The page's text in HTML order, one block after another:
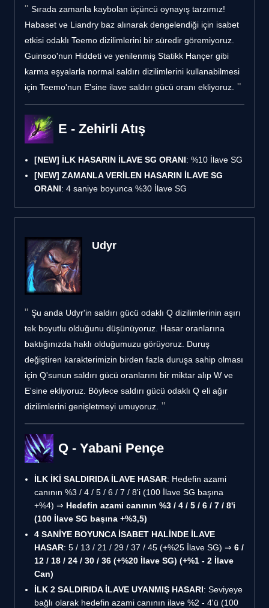
Sırada zamanla kaybolan üçüncü oynayış tarzımız!
Habaset ve Liandry baz alınarak dengelendiği için isabet
etkisi odaklı Teemo dizilimlerini bir süredir göremiyoruz.
Guinsoo'nun Hiddeti ve yenilenmiş Statikk Hançer gibi
karma eşyalarla normal saldırı dizilimlerini kullanabilmesi
için Teemo'nun E'sine ilave saldırı gücü oranı ekliyoruz.
E - Zehirli Atış
[NEW] İLK HASARIN İLAVE SG ORANI: %10 İlave SG
[NEW] ZAMANLA VERİLEN HASARIN İLAVE SG
ORANI: 4 saniye boyunca %30 İlave SG
Udyr
Şu anda Udyr'in saldırı gücü odaklı Q dizilimlerinin aşırı
tek boyutlu olduğunu düşünüyoruz. Hasar oranlarına
baktığınızda haklı olduğumuzu görüyoruz. Duruş
değiştiren karakterimizin birden fazla duruşa sahip olması
için Q'sunun saldırı gücü oranlarını bir miktar alıp W ve
E'sine ekliyoruz. Böylece saldırı gücü odaklı Q eli ağır
dizilimlerini genişletmeyi umuyoruz.
Q - Yabani Pençe
İLK İKİ SALDIRIDA İLAVE HASAR: Hedefin azami
canının %3 / 4 / 5 / 6 / 7 / 8'i (100 İlave SG başına
+%4) ⇒ Hedefin azami canının %3 / 4 / 5 / 6 / 7 / 8'i
(100 İlave SG başına +%3,5)
4 SANİYE BOYUNCA İSABET HALİNDE İLAVE
HASAR: 5 / 13 / 21 / 29 / 37 / 45 (+%25 İlave SG) ⇒ 6 /
12 / 18 / 24 / 30 / 36 (+%20 İlave SG) (+%1 - 2 İlave
Can)
İLK 2 SALDIRIDA İLAVE UYANMIŞ HASARI: Seviyeye
bağlı olarak hedefin azami canının ilave %2 - 4'ü (100